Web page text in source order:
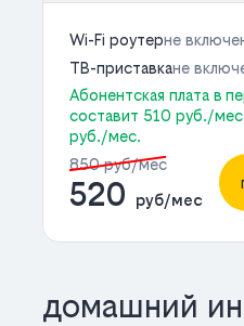
Wi-Fi роутерне
ТВ-приставкане
Абонентская плата в
составит 510 руб./
руб./мес.
850 руб/мес
520 руб/мес
домашний